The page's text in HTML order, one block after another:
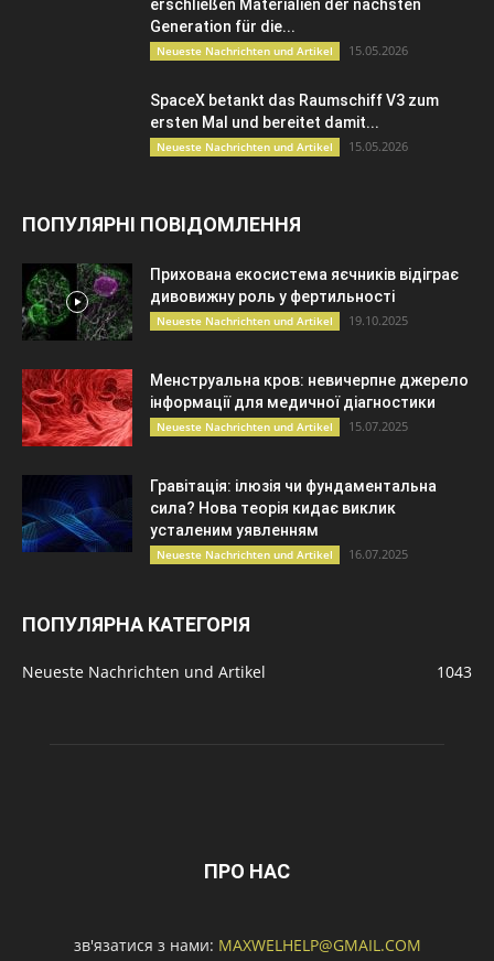
erschließen Materialien der nächsten
Generation für die...
Neueste Nachrichten und Artikel 15.05.2026
SpaceX betankt das Raumschiff V3 zum
ersten Mal und bereitet damit...
Neueste Nachrichten und Artikel 15.05.2026
ПОПУЛЯРНІ ПОВІДОМЛЕННЯ
Прихована екосистема яєчників відіграє
дивовижну роль у фертильності
Neueste Nachrichten und Artikel 19.10.2025
Менструальна кров: невичерпне джерело
інформації для медичної діагностики
Neueste Nachrichten und Artikel 15.07.2025
Гравітація: ілюзія чи фундаментальна
сила? Нова теорія кидає виклик
усталеним уявленням
Neueste Nachrichten und Artikel 16.07.2025
ПОПУЛЯРНА КАТЕГОРІЯ
Neueste Nachrichten und Artikel 1043
ПРО НАС
зв'язатися з нами: MAXWELHELP@GMAIL.COM